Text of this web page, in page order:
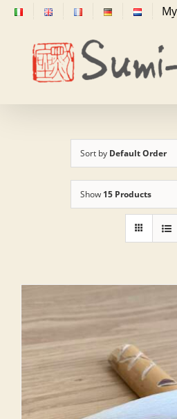
Skip
content
Sort by Default Order
Show 15 Products